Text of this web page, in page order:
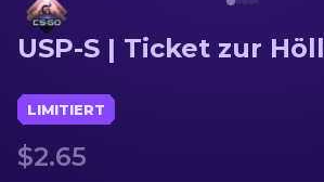
Scharfschützengewehr
Messer
Handschuh
USP-S | Ticket zur
LIMITIERT
$2.65